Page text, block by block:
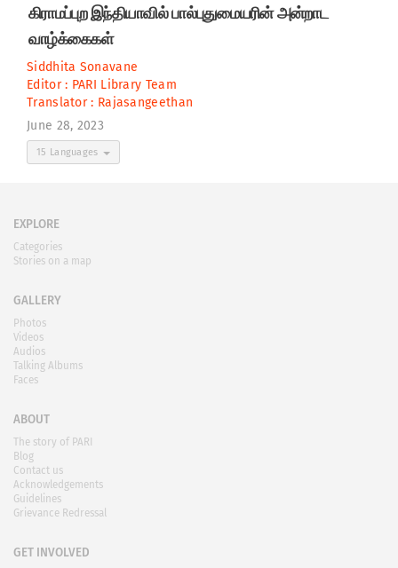
கிராமப்புற இந்தியாவில் பால்புதுமையரின் அன்றாட
வாழ்க்கைகள்
Siddhita Sonavane
Editor : PARI Library Team
Translator : Rajasangeethan
June 28, 2023
15 Languages
EXPLORE
Categories
Stories on a map
GALLERY
Photos
Videos
Audios
Talking Albums
Faces
ABOUT
The story of PARI
Blog
Contact us
Acknowledgements
Guidelines
Grievance Redressal
GET INVOLVED